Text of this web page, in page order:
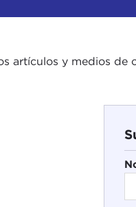
artículos y medios